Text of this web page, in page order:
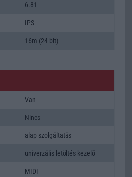
6.81
IPS
16m (24 bit)
Van
Nincs
alap szolgáltatás
univerzális letöltés kezelõ
MIDI